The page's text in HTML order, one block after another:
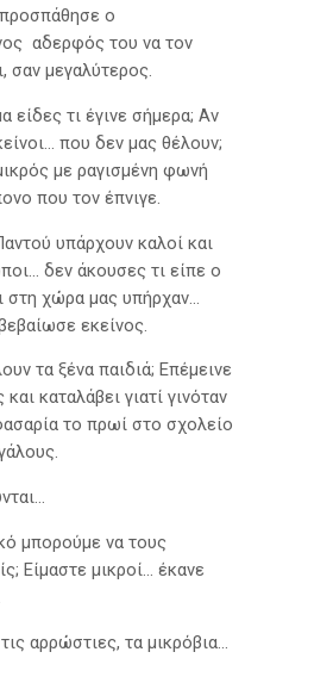
ο
αδερφός του να τον
σαν μεγαλύτερος.
είδες τι έγινε σήμερα; Αν
που δεν μας θέλουν;
με ραγισμένη φωνή
που τον έπνιγε.
υπάρχουν καλοί και
δεν άκουσες τι είπε ο
στη χώρα μας υπήρχαν…
εκείνος.
τα ξένα παιδιά; Επέμεινε
καταλάβει γιατί γινόταν
το πρωί στο σχολείο
μπορούμε να τους
Είμαστε μικροί… έκανε
αρρώστιες, τα μικρόβια…